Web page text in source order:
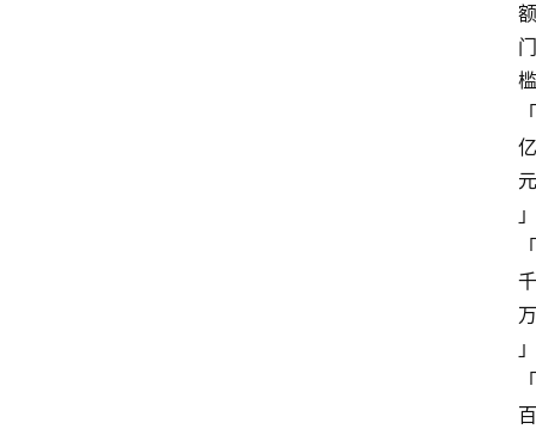
额
门
槛
「
亿
元
」
「
千
万
」
「
百